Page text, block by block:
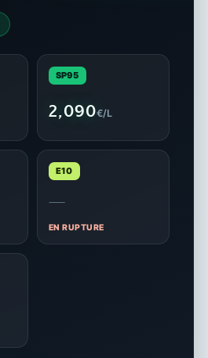
SP95
2,090€/L
E10
—
EN RUPTURE